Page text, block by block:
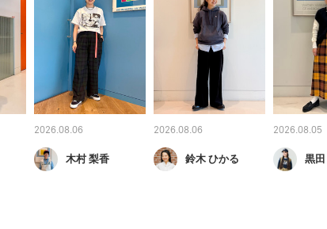
2026.08.06
木村 梨香
2026.08.06
鈴木 ひかる
2026.08.05
黒